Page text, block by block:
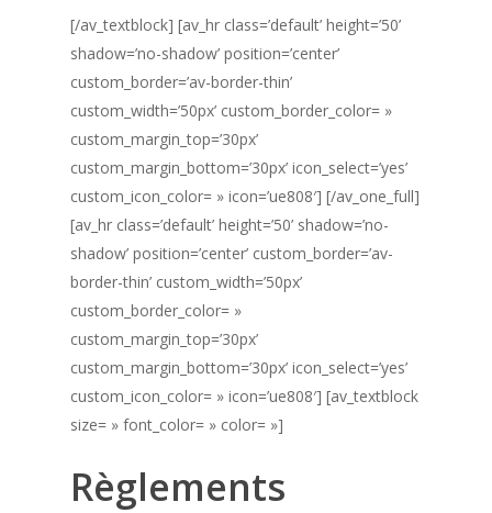
[/av_textblock] [av_hr class=’default’ height=’50’
shadow=’no-shadow’ position=’center’
custom_border=’av-border-thin’
custom_width=’50px’ custom_border_color= »
custom_margin_top=’30px’
custom_margin_bottom=’30px’ icon_select=’yes’
custom_icon_color= » icon=’ue808′] [/av_one_full]
[av_hr class=’default’ height=’50’ shadow=’no-
shadow’ position=’center’ custom_border=’av-
border-thin’ custom_width=’50px’
custom_border_color= »
custom_margin_top=’30px’
custom_margin_bottom=’30px’ icon_select=’yes’
custom_icon_color= » icon=’ue808′] [av_textblock
size= » font_color= » color= »]
Règlements